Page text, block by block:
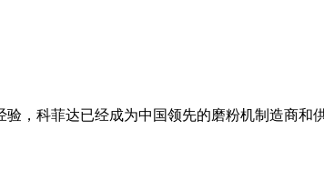
，科菲达已经成为中国领先的磨粉机制造商